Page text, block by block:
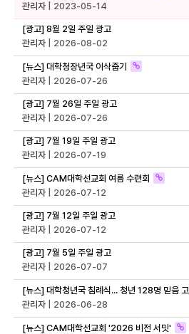
관리자 | 2023-05-14
[광고] 8월 2일 주일 광고
관리자 | 2026-08-02
[뉴스] 대학청장년국 이삭줍기
관리자 | 2026-07-26
[광고] 7월 26일 주일 광고
관리자 | 2026-07-26
[광고] 7월 19일 주일 광고
관리자 | 2026-07-19
[뉴스] CAM대학선교회 여름 수련회
관리자 | 2026-07-12
[광고] 7월 12일 주일 광고
관리자 | 2026-07-12
[광고] 7월 5일 주일 광고
관리자 | 2026-07-07
[뉴스] 대학청년국 침례식... 청년 128명 믿음
관리자 | 2026-06-28
[뉴스] CAM대학선교회 '2026 비전 서밋'